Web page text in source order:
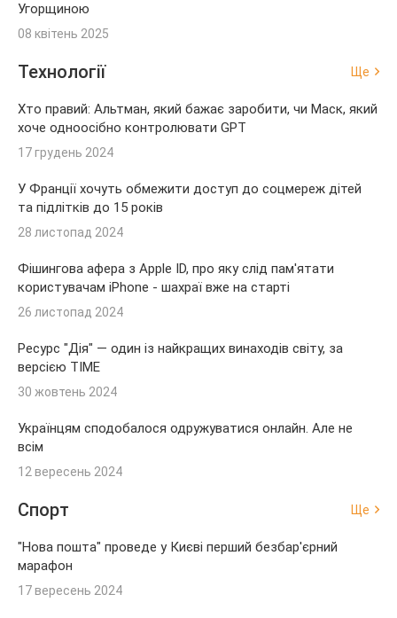
Угорщиною
08 квітень 2025
Технології Ще
Хто правий: Альтман, який бажає заробити, чи Маск, який
хоче одноосібно контролювати GPT
17 грудень 2024
У Франції хочуть обмежити доступ до соцмереж дітей
та підлітків до 15 років
28 листопад 2024
Фішингова афера з Apple ID, про яку слід пам'ятати
користувачам iPhone - шахраї вже на старті
26 листопад 2024
Ресурс "Дія" — один із найкращих винаходів світу, за
версією TIME
30 жовтень 2024
Українцям сподобалося одружуватися онлайн. Але не
всім
12 вересень 2024
Спорт Ще
"Нова пошта" проведе у Києві перший безбар'єрний
марафон
17 вересень 2024